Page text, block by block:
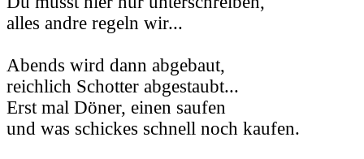
alles andre regeln wir...
Abends wird dann abgebaut,
reichlich Schotter abgestaubt...
Erst mal Döner, einen saufen
und was schickes schnell noch kaufen.